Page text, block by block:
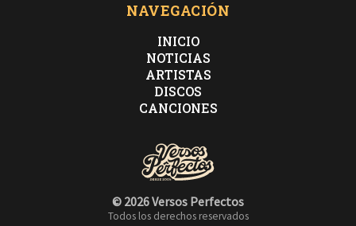
NAVEGACIÓN
INICIO
NOTICIAS
ARTISTAS
DISCOS
CANCIONES
© 2026 Versos Perfectos
Todos los derechos reservados